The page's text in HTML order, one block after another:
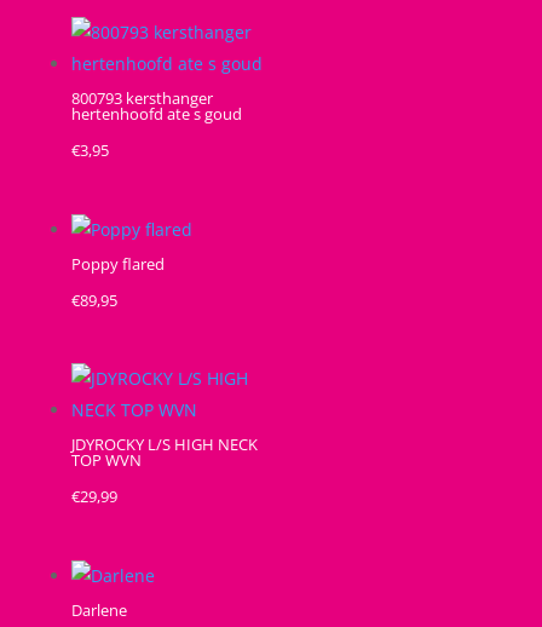
800793 kersthanger
hertenhoofd ate s goud
€3,95
Poppy flared
€89,95
JDYROCKY L/S HIGH NECK
TOP WVN
€29,99
Darlene